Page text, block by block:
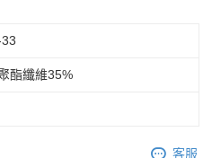
酯纖維35%
客服